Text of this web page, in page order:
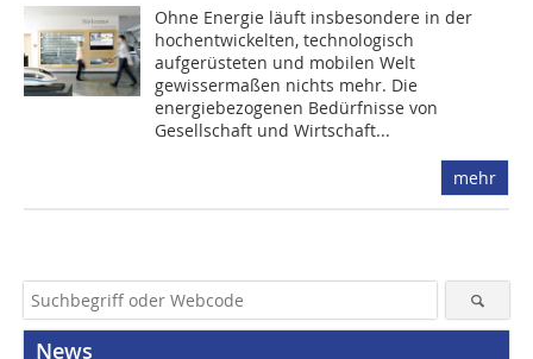
Ohne Energie läuft insbesondere in der
hochentwickelten, technologisch
aufgerüsteten und mobilen Welt
gewissermaßen nichts mehr. Die
energiebezogenen Bedürfnisse von
Gesellschaft und Wirtschaft...
mehr
News